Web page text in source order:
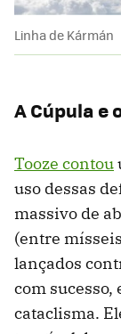
Linha de Kármán
A Cúpula e
Tooze contou
uso dessas
massivo de
(entre
lançados
com
cataclisma.